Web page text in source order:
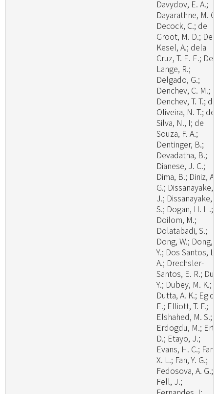
Davydov, E. A.;
Dayarathne, M.
Decock, C.; de
Groot, M. D.; De
Kesel, A.; dela
Cruz, T. E. E.; De
Lange, R.;
Delgado, G.;
Denchev, C. M.;
Denchev, T. T.; de
Oliveira, N. T.; de
Silva, N., I; de
Souza, F. A.;
Dentinger, B.;
Devadatha, B.;
Dianese, J. C.;
Dima, B.; Diniz, A.
G.; Dissanayake,
J.; Dissanayake,
S.; Dogan, H. H.;
Doilom, M.;
Dolatabadi, S.;
Dong, W.; Dong,
Y.; Dos Santos, L.
A.; Drechsler-
Santos, E. R.; Du,
Y.; Dubey, M. K.;
Dutta, A. K.; Egidi,
E.; Elliott, T. F.;
Elshahed, M. S.;
Erdogdu, M.;
D.; Etayo, J.;
Evans, H. C.; Fan,
X. L.; Fan, Y. G.;
Fedosova, A. G.;
Fell, J.;